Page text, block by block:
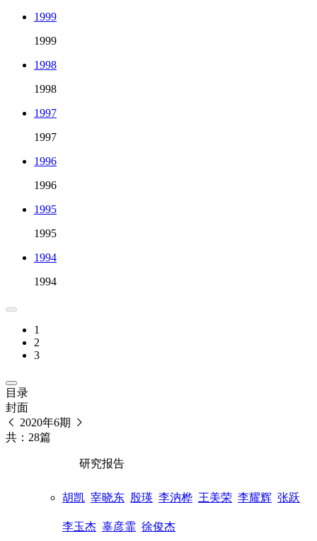
1999
1999
1998
1998
1997
1997
1996
1996
1995
1995
1994
1994
1
2
3
目录
封面
2020年6期
共：28篇
研究报告
胡凯 宰晓东 殷瑛 李汭桦 王美荣 李耀辉 张跃
李玉杰 辜彦霏 徐俊杰